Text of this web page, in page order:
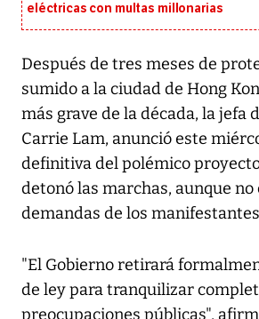
eléctricas con multas millonarias
Después de tres meses de
sumido a la ciudad de Hong
más grave de la década, la jefa
Carrie Lam, anunció este
definitiva del polémico
detonó las marchas, aunque no
demandas de los
"El Gobierno retirará
de ley para tranquilizar
preocupaciones públicas",